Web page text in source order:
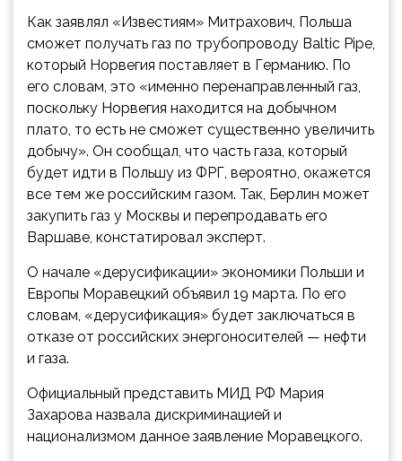
Как заявлял «Известиям» Митрахович, Польша
сможет получать газ по трубопроводу Baltic Pipe,
который Норвегия поставляет в Германию. По
его словам, это «именно перенаправленный газ,
поскольку Норвегия находится на добычном
плато, то есть не сможет существенно увеличить
добычу». Он сообщал, что часть газа, который
будет идти в Польшу из ФРГ, вероятно, окажется
все тем же российским газом. Так, Берлин может
закупить газ у Москвы и перепродавать его
Варшаве, констатировал эксперт.
О начале «дерусификации» экономики Польши и
Европы Моравецкий объявил 19 марта. По его
словам, «дерусификация» будет заключаться в
отказе от российских энергоносителей — нефти
и газа.
Официальный представить МИД РФ Мария
Захарова назвала дискриминацией и
национализмом данное заявление Моравецкого.